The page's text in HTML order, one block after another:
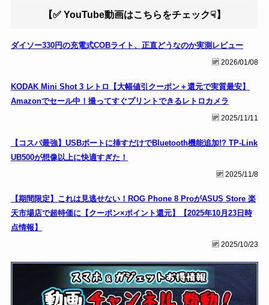
【✅️ YouTube動画はこちらをチェック☟】
ダイソー330円の充電式COBライト、正直どうなのか実測レビュー
🆙 2026/01/08
KODAK Mini Shot 3 レトロ【大幅値引クーポン＋還元で実質最安】
Amazonでセール中！撮ってすぐプリントできるレトロカメラ
🆙 2025/11/11
【コスパ最強】USBポートに挿すだけでBluetooth機能追加!? TP-Link
UB500が想像以上に快適すぎた！
🆙 2025/11/8
【期間限定】これは見逃せない！ROG Phone 8 ProがASUS Store 楽
天市場店で超特価に【クーポン×ポイント還元】【2025年10月23日時
点情報】
🆙 2025/10/23